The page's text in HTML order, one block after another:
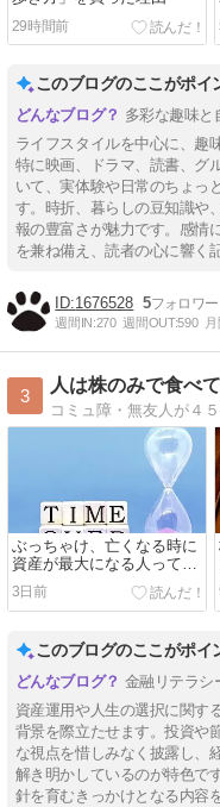
29時間前
このブログのここがポイ
多彩な趣味と
ライフスタイルを中心に、趣
特に映画、ドラマ、読書、グ
いて、実体験や日常のちょっ
す。時折、暮らしの豆知識や
報の豊富さが魅力です。感情
を兼ね備え、読者の心に響く
1676528 5
週間IN:270 週間OUT:590
3
人は株のみで食べ
ぶっちゃけ、亡くなる時に
資産が最大になる人って金
融リテラシーが低いよね
3日前
このブログのここがポイ
金融リテラシ
資産運用や人生の選択に関す
背景を際立たせます。投資や
な視点を惜しみなく披露し、
解き明かしているのが特色で
針を育むきっかけとなる内容